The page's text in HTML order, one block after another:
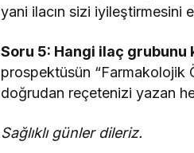
yani ilacın sizi iyileştirmesini
Soru 5: Hangi ilaç grubunu
prospektüsün “Farmakolojik
doğrudan reçetenizi yazan
Sağlıklı günler dileriz.